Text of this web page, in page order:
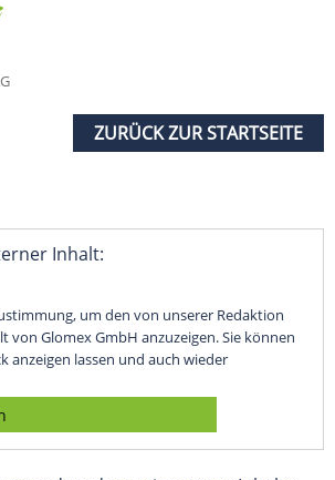
ZURÜCK ZUR STARTSEITE
Inhalt:
um den von unserer Redaktion
von Glomex GmbH anzuzeigen. Sie können
anzeigen lassen und auch wieder